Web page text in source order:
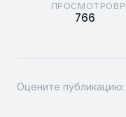
ПРОСМОТРОВ
766
Оцените публикацию: